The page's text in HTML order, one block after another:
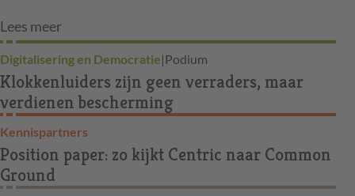
Lees meer
Digitalisering en Democratie|Podium
Klokkenluiders zijn geen verraders, maar
verdienen bescherming
Kennispartners
Position paper: zo kijkt Centric naar Common
Ground